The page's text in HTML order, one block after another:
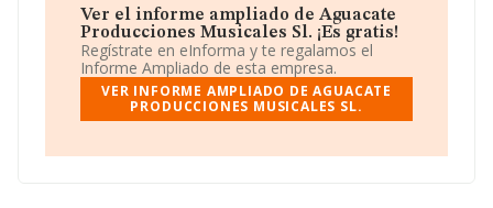
aparece inscrita en el Registro Mercantil como Sociedad
Limitada. Su CNAE corresponde a 7499 con código
'%cnae%'. No realiza actividad de importación y/o
exportación.
Ha tenido el mismo número de empleados y según los
datos a disposición de INFORMA, ha tenido un número
Ver el informe ampliado de Aguacate
Producciones Musicales Sl. ¡Es gratis!
Regístrate en eInforma y te regalamos el
Informe Ampliado de esta empresa.
VER INFORME AMPLIADO DE AGUACATE
PRODUCCIONES MUSICALES SL.